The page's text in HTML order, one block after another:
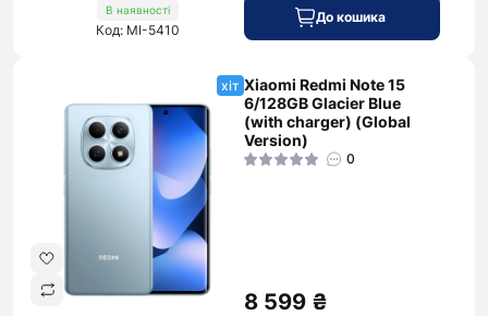
В наявності
Код: MI-5410
До кошика
хіт Xiaomi Redmi Note 15
6/128GB Glacier Blue
(with charger) (Global
Version)
0
8 599 ₴